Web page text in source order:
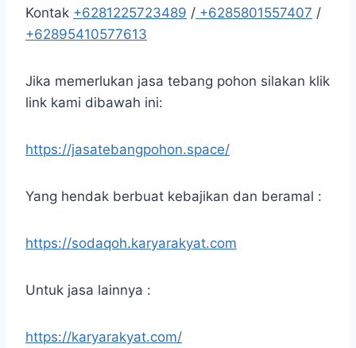
Kontak +6281225723489 / +6285801557407 /
+62895410577613
Jika memerlukan jasa tebang pohon silakan klik
link kami dibawah ini:
https://jasatebangpohon.space/
Yang hendak berbuat kebajikan dan beramal :
https://sodaqoh.karyarakyat.com
Untuk jasa lainnya :
https://karyarakyat.com/